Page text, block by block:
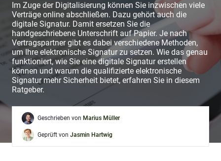
Im Zuge der Digitalisierung können Sie inzwischen viele
Verträge online abschließen. Dazu gehört auch die
digitale Signatur. Damit ersetzen Sie die
handgeschriebene Unterschrift auf Papier. Je nach
Vertragspartner gibt es dabei verschiedene Methoden,
um Ihre elektronische Signatur zu setzen. Wie das genau
funktioniert, wie Sie eine digitale Signatur erstellen
können und warum die qualifizierte elektronische
Signatur mehr Sicherheit bietet, erfahren Sie in diesem
Ratgeber.
Geschrieben von Marius Müller
Geprüft von Jasmin Hartwig